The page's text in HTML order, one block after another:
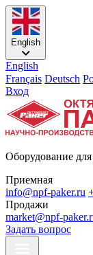
English
English
Français Deutsch
Вход
Оборудование
Приемная
info@npf-paker.ru
Продажи
market@npf-
Задать вопрос